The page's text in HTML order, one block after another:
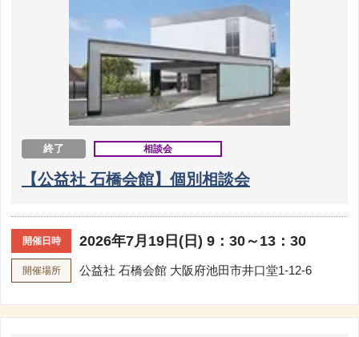
終了 相談会
【公益社 石橋会館】個別相談会
開催日時 2026年7月19日(日) 9：30～13：30
開催場所 公益社 石橋会館 大阪府池田市井口堂1-12-6